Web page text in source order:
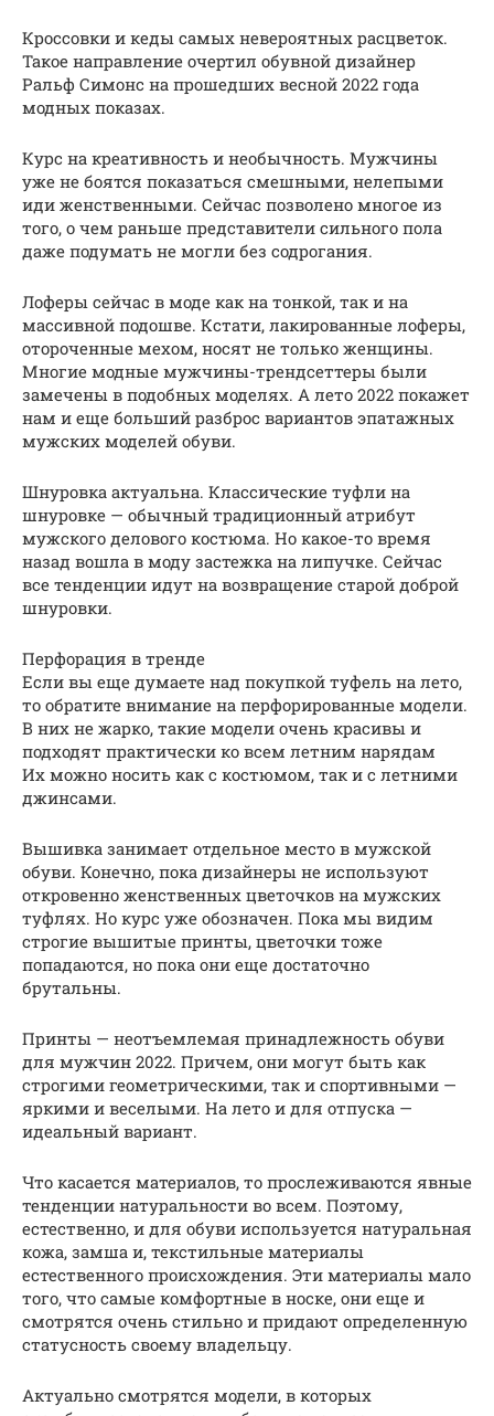
Кроссовки и кеды самых невероятных расцветок.
Такое направление очертил обувной дизайнер
Ральф Симонс на прошедших весной 2022 года
модных показах.
Курс на креативность и необычность. Мужчины
уже не боятся показаться смешными, нелепыми
иди женственными. Сейчас позволено многое из
того, о чем раньше представители сильного пола
даже подумать не могли без содрогания.
Лоферы сейчас в моде как на тонкой, так и на
массивной подошве. Кстати, лакированные лоферы,
отороченные мехом, носят не только женщины.
Многие модные мужчины-трендсеттеры были
замечены в подобных моделях. А лето 2022 покажет
нам и еще больший разброс вариантов эпатажных
мужских моделей обуви.
Шнуровка актуальна. Классические туфли на
шнуровке — обычный традиционный атрибут
мужского делового костюма. Но какое-то время
назад вошла в моду застежка на липучке. Сейчас
все тенденции идут на возвращение старой доброй
шнуровки.
Перфорация в тренде
Если вы еще думаете над покупкой туфель на лето,
то обратите внимание на перфорированные модели.
В них не жарко, такие модели очень красивы и
подходят практически ко всем летним нарядам
Их можно носить как с костюмом, так и с летними
джинсами.
Вышивка занимает отдельное место в мужской
обуви. Конечно, пока дизайнеры не используют
откровенно женственных цветочков на мужских
туфлях. Но курс уже обозначен. Пока мы видим
строгие вышитые принты, цветочки тоже
попадаются, но пока они еще достаточно
брутальны.
Принты — неотъемлемая принадлежность обуви
для мужчин 2022. Причем, они могут быть как
строгими геометрическими, так и спортивными —
яркими и веселыми. На лето и для отпуска —
идеальный вариант.
Что касается материалов, то прослеживаются явные
тенденции натуральности во всем. Поэтому,
естественно, и для обуви используется натуральная
кожа, замша и, текстильные материалы
естественного происхождения. Эти материалы мало
того, что самые комфортные в носке, они еще и
смотрятся очень стильно и придают определенную
статусность своему владельцу.
Актуально смотрятся модели, в которых